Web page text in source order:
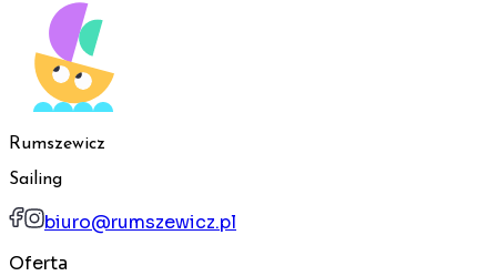
Rumszewicz
Sailing
biuro@rumszewicz.pl
Oferta